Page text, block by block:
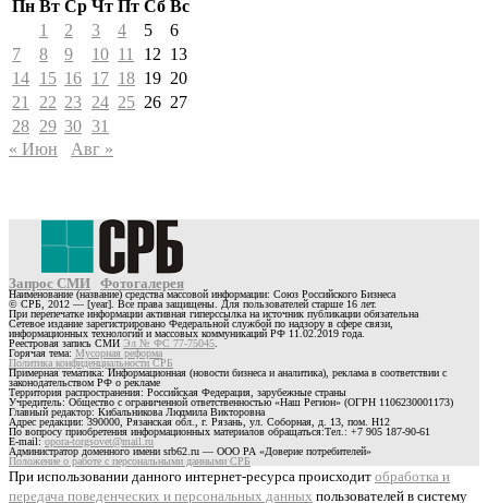
Пн Вт Ср Чт Пт Сб Вс
1
2 3 4 5
6
7
8 9 10 11 12 13
14 15 16 17 18 19 20
21
22 23 24 25 26 27
28 29 30 31
« Июн
Авг »
Запрос СМИ Фотогалерея
Наименование (название) средства массовой информации: Союз Российского Бизнеса
© СРБ, 2012 — [year]. Все права защищены. Для пользователей старше 16 лет.
При перепечатке информации активная гиперссылка на источник публикации обязательна
Сетевое издание зарегистрировано Федеральной службой по надзору в сфере связи,
информационных технологий и массовых коммуникаций РФ 11.02.2019 года.
Реестровая запись СМИ Эл № ФС 77-75045
Горячая тема: Мусорная реформа
Политика конфиденциальности СРБ
Примерная тематика: Информационная (новости бизнеса и аналитика), реклама в соответствии с
законодательством РФ о рекламе
Территория распространения: Российская Федерация, зарубежные страны
Учредитель: Общество с ограниченной ответственностью «Наш Регион» (ОГРН 1106230001173)
Главный редактор: Кибальникова Людмила Викторовна
Адрес редакции: 390000, Рязанская обл., г. Рязань, ул. Соборная, д. 13, пом. Н12
По вопросу приобретения информационных материалов обращаться:Тел.: +7 905 187-90-61
E-mail:opora-torgsovet@mail.ru
Администратор доменного имени srb62.ru — ООО РА «Доверие потребителей»
Положение о работе с персональными данными СРБ
При использовании данного интернет-ресурса происходит обработка и
передача поведенческих и персональных данных пользователей в систему